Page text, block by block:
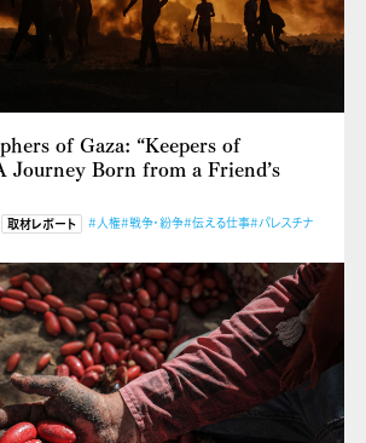
of Gaza: “Keepers of
Born from a Friend’s
取材レポート #人権#戦争・紛争#伝える仕事#パレスチナ